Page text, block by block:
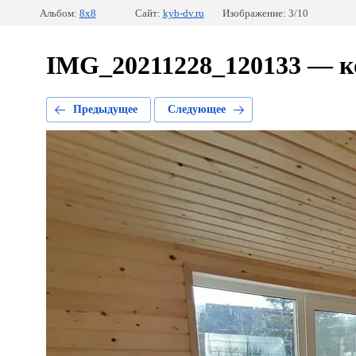
Альбом: 8х8 Сайт: kyb-dv.ru Изображение: 3/10
IMG_20211228_120133 —
Предыдущее Следующее